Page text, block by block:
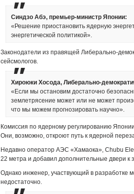
Синдзо Абэ, премьер-министр Японии:
«Решение приостановить ядерную
энергетической политикой».
Законодатели из правящей Либерально-
сейсмологов.
Хироюки Хосода, Либерально-
«Если мы остановим достаточно
землетрясение может или не может
что мы можем прогнозировать научно».
Комиссия по ядерному регулированию
Они, возможно, откроют путь к ядерной
Недавно оператор АЭС «Хамаока», Chubu
22 метра и добавил дополнительные двери к
Однако инженер, участвующий в разработке
недостаточно.